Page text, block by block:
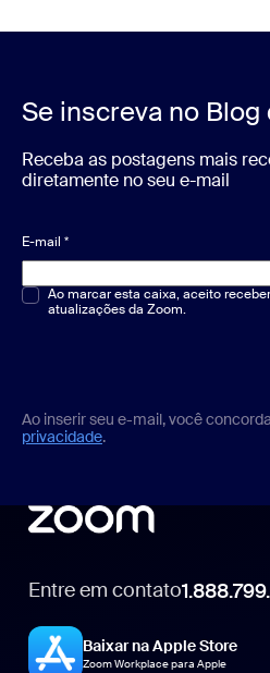
Se inscreva no Blog
Receba as postagens mais
diretamente no seu e-mail
E-mail *
Múltipla escolha ou resposta única*
Ao marcar esta caixa, aceito
atualizações da Zoom.
Ao inserir seu e-mail, você
privacidade.
Entre em contato
Baixar na Apple Store
Zoom Workplace para Apple